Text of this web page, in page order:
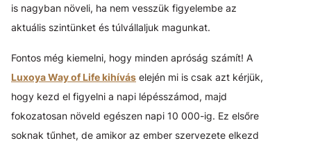
is nagyban növeli, ha nem vesszük figyelembe az
aktuális szintünket és túlvállaljuk magunkat.
Fontos még kiemelni, hogy minden apróság számít! A
Luxoya Way of Life kihívás elején mi is csak azt kérjük,
hogy kezd el figyelni a napi lépésszámod, majd
fokozatosan növeld egészen napi 10 000-ig. Ez elsőre
soknak tűnhet, de amikor az ember szervezete elkezd